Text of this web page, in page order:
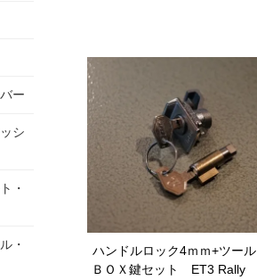
ハンドルロック4ｍｍ+ツール
ＢＯＸ鍵セット ET3 Rally
ー
シ
・
・